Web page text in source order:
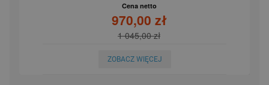
Cena netto
970,00 zł
1 045,00 zł
ZOBACZ WIĘCEJ